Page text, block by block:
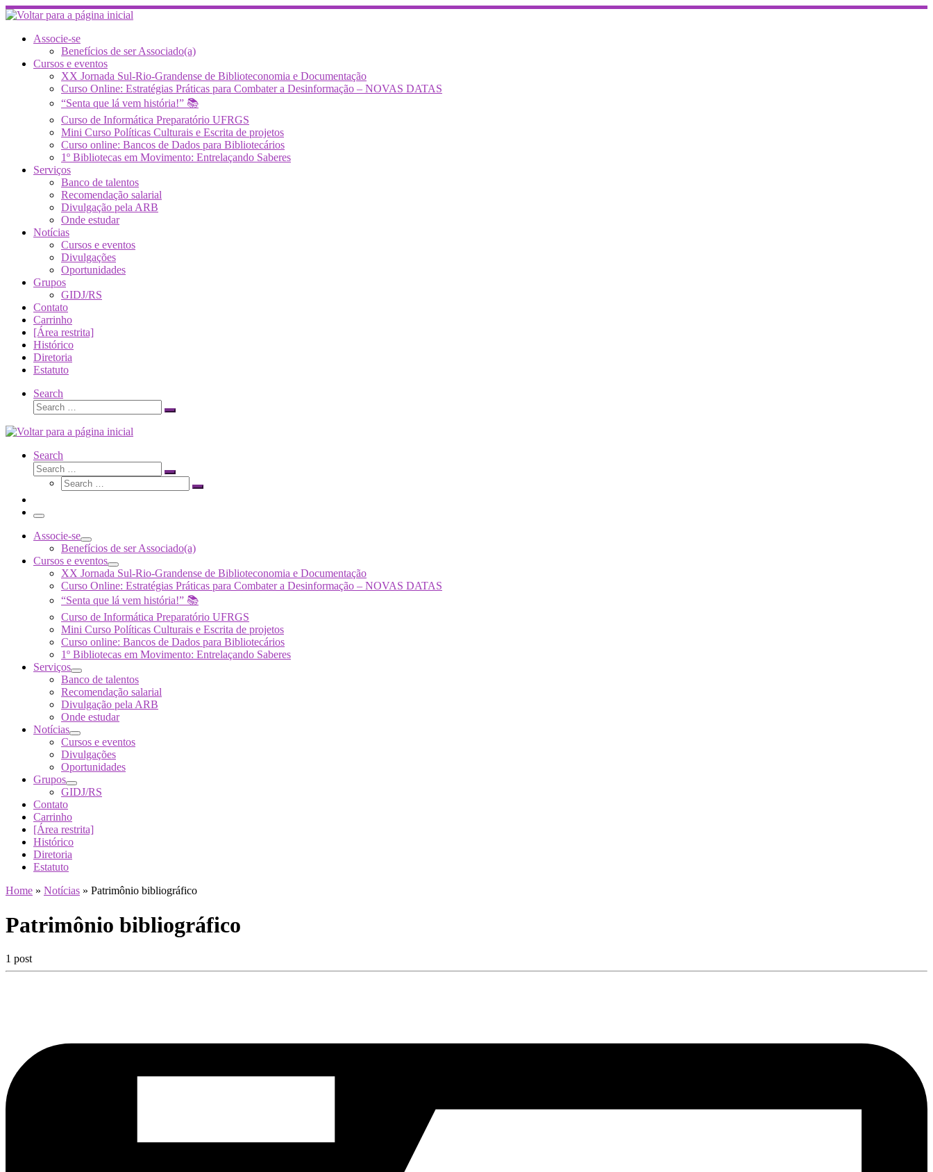
Skip
to
contentAssocie-se
Benefícios de ser Associado(a)
Cursos e eventos
XX Jornada Sul-Rio-Grandense de Biblioteconomia e Documentação
Curso Online: Estratégias Práticas para Combater a Desinformação – NOVAS DATAS
“Senta que lá vem história!” 📚
Curso de Informática Preparatório UFRGS
Mini Curso Políticas Culturais e Escrita de projetos
Curso online: Bancos de Dados para Bibliotecários
1º Bibliotecas em Movimento: Entrelaçando Saberes
Serviços
Banco de talentos
Recomendação salarial
Divulgação pela ARB
Onde estudar
Notícias
Cursos e eventos
Divulgações
Oportunidades
Grupos
GIDJ/RS
Contato
Carrinho
[Área restrita]
Histórico
Diretoria
Estatuto
Search
Search
Search
Search
Search
Search
Search
Search
Menu
Associe-se
Benefícios de ser Associado(a)
Cursos e eventos
XX Jornada Sul-Rio-Grandense de Biblioteconomia e Documentação
Curso Online: Estratégias Práticas para Combater a Desinformação – NOVAS DATAS
“Senta que lá vem história!” 📚
Curso de Informática Preparatório UFRGS
Mini Curso Políticas Culturais e Escrita de projetos
Curso online: Bancos de Dados para Bibliotecários
1º Bibliotecas em Movimento: Entrelaçando Saberes
Serviços
Banco de talentos
Recomendação salarial
Divulgação pela ARB
Onde estudar
Notícias
Cursos e eventos
Divulgações
Oportunidades
Grupos
GIDJ/RS
Contato
Carrinho
[Área restrita]
Histórico
Diretoria
Estatuto
Home » Notícias » Patrimônio bibliográfico
Patrimônio bibliográfico
1 post